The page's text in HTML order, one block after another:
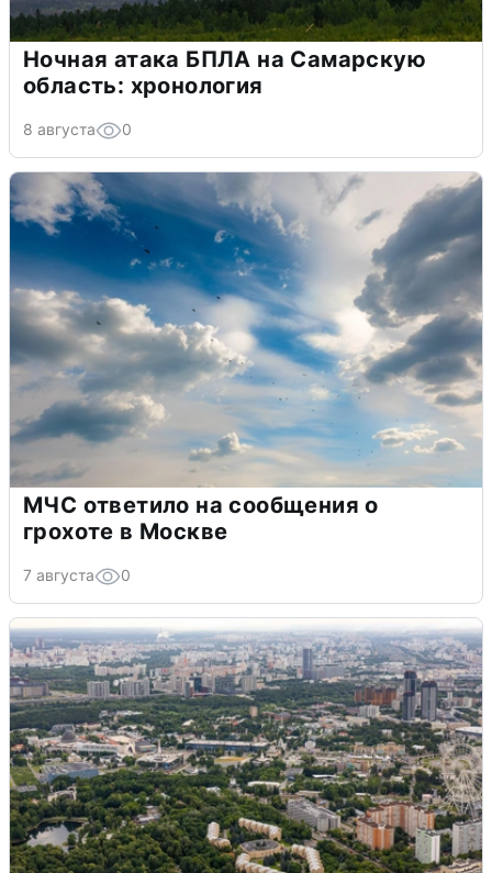
Ночная атака БПЛА на Самарскую
область: хронология
8 августа 0
МЧС ответило на сообщения о
грохоте в Москве
7 августа 0